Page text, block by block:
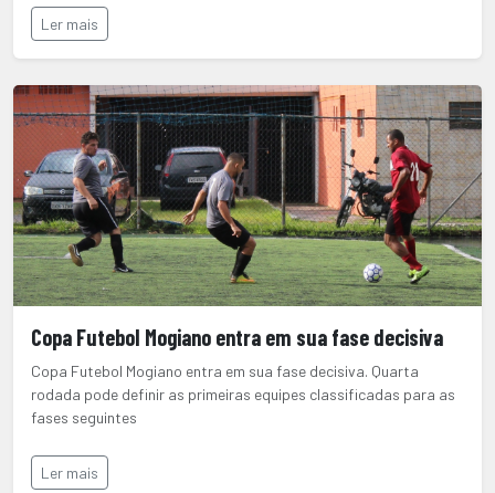
Ler mais
Copa Futebol Mogiano entra em sua fase decisiva
Copa Futebol Mogiano entra em sua fase decisiva. Quarta
rodada pode definir as primeiras equipes classificadas para as
fases seguintes
Ler mais